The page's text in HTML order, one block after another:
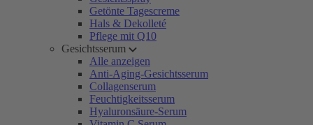
Getönte Tagescreme
Hals & Dekolleté
Pflege mit Q10
Gesichtsserum
Alle anzeigen
Anti-Aging-Gesichtsserum
Collagenserum
Feuchtigkeitsserum
Hyaluronsäure-Serum